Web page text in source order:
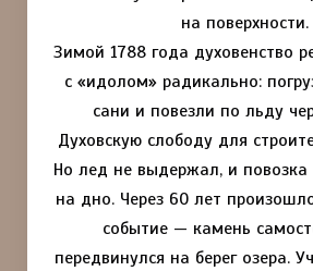
на поверхности.
Зимой 1788 года духовенство
с «идолом» радикально:
сани и повезли по льду
Духовскую слободу для
Но лед не выдержал, и
на дно. Через 60 лет
событие — камень
передвинулся на берег озера.